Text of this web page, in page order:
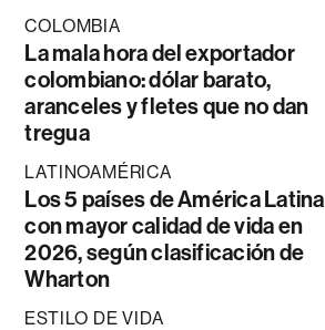
COLOMBIA
La mala hora del exportador
colombiano: dólar barato,
aranceles y fletes que no dan
tregua
LATINOAMÉRICA
Los 5 países de América Latina
con mayor calidad de vida en
2026, según clasificación de
Wharton
ESTILO DE VIDA